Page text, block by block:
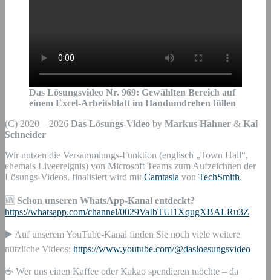
Das Lösungsvideo Nr. 969: Gewählten Bereich auf
einem Excel-Arbeitsblatt im Handumdrehen füllen
(C) 2020 – 2026 Das Lösungs-Video by Markus Hahner & Kai
Schneider
Wir nutzen die Versammlungs-Funktion (englisch „Town Hall“,
ehemals Liveereignis) von Microsoft Teams zum Aufzeichnen der
Lösungs-Videos, finalisiert wird mit Camtasia von TechSmith.
🆕 Schon unseren WhatsApp-Kanal entdeckt?
https://whatsapp.com/channel/0029VaIbTUl1XqugXBALRu3Z
▶️ Auf unserem YouTube-Kanal finden Sie noch viele weitere
nützliche Videos: https://www.youtube.com/@dasloesungsvideo
☕ Wer uns einen Kaffee oder Kakao spendieren möchte – da